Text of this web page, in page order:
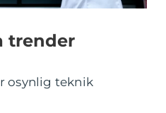
trender
osynlig teknik